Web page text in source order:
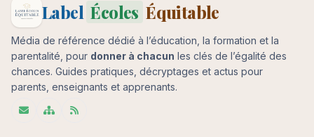
Label Écoles Équitable
Média de référence dédié à l’éducation, la formation et la
parentalité, pour donner à chacun les clés de l’égalité des
chances. Guides pratiques, décryptages et actus pour
parents, enseignants et apprenants.